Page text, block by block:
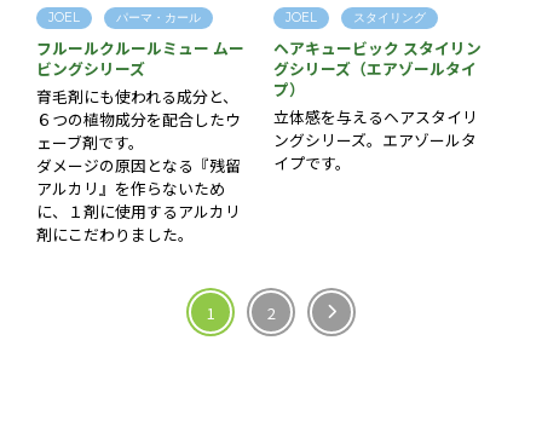
JOEL パーマ・カール
フルールクルールミュー ムー
ビングシリーズ
育毛剤にも使われる成分と、
６つの植物成分を配合したウ
ェーブ剤です。
ダメージの原因となる『残留
アルカリ』を作らないため
に、１剤に使用するアルカリ
剤にこだわりました。
JOEL スタイリング
ヘアキュービック スタイリン
グシリーズ（エアゾールタイ
プ）
立体感を与えるヘアスタイリ
ングシリーズ。エアゾールタ
イプです。
1 2